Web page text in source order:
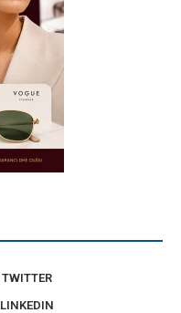
TWITTER
LINKEDIN